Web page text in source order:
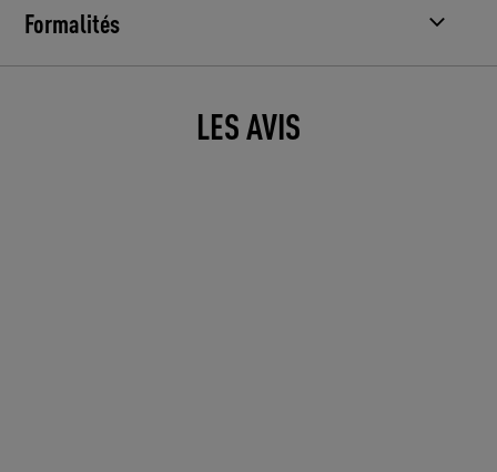
Formalités
LES AVIS